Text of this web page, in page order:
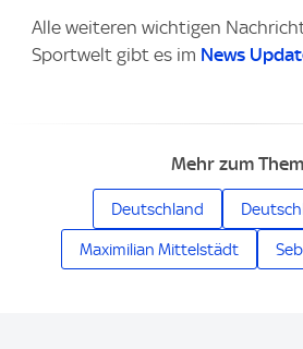
Alle weiteren wichtigen
Sportwelt gibt es im News
Mehr zum
Deutschland
Maximilian Mittelstädt